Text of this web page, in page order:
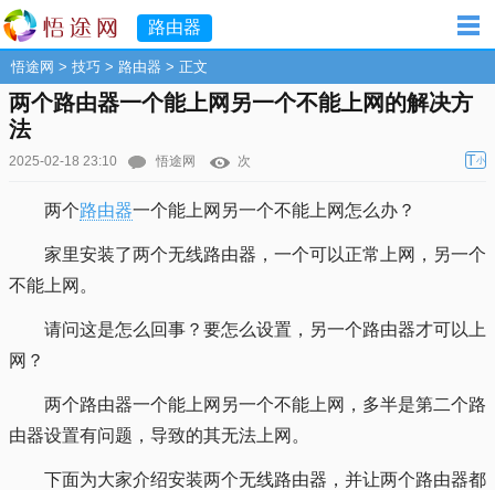
路由器
悟途网 > 技巧 > 路由器 > 正文
两个路由器一个能上网另一个不能上网的解决方
法
2025-02-18 23:10 悟途网 次 T小
两个路由器一个能上网另一个不能上网怎么办？
家里安装了两个无线路由器，一个可以正常上网，另一个
不能上网。
请问这是怎么回事？要怎么设置，另一个路由器才可以上
网？
两个路由器一个能上网另一个不能上网，多半是第二个路
由器设置有问题，导致的其无法上网。
下面为大家介绍安装两个无线路由器，并让两个路由器都